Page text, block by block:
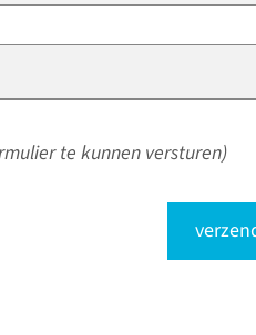
te kunnen versturen)